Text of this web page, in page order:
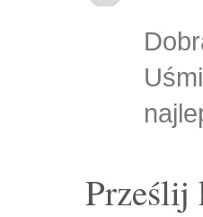
Prześlij